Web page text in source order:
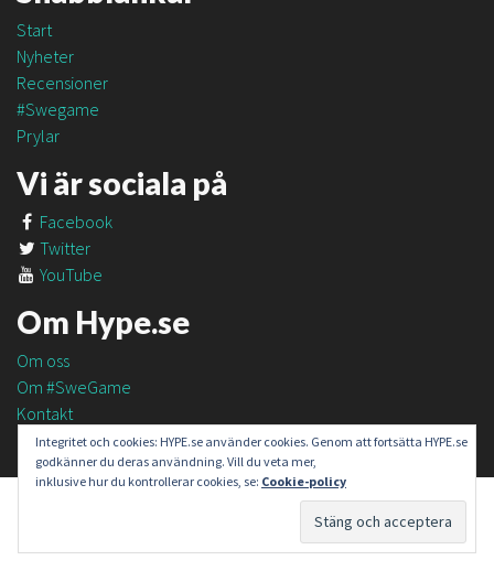
Start
Nyheter
Recensioner
#Swegame
Prylar
Vi är sociala på
Facebook
Twitter
YouTube
Om Hype.se
Om oss
Om #SweGame
Kontakt
Integritet och cookies: HYPE.se använder cookies. Genom att fortsätta HYPE.se
godkänner du deras användning. Vill du veta mer,
inklusive hur du kontrollerar cookies, se: Cookie-policy